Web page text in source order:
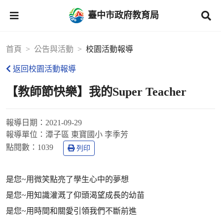
臺中市政府教育局
首頁 公告與活動 校園活動報導
返回校園活動報導
【教師節快樂】我的Super Teacher
報導日期： 2021-09-29
報導單位： 潭子區 東寶國小 李季芳
點閱數： 1039 列印
是您~用微笑點亮了學生心中的夢想
是您~用知識灌溉了仰頭渴望成長的幼苗
是您~用時間和關愛引領我們不斷前進